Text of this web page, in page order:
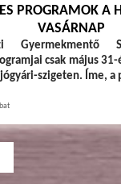
PROGRAMOK A
VASÁRNAP
Gyermekmentő
csak május 31-
szigeten. Íme, a